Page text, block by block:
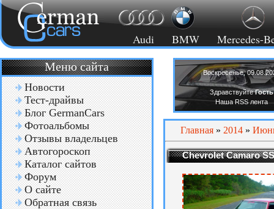
Audi BMW Mercedes-
Меню сайта
Новости
Тест-драйвы
Блог GermanCars
Фотоальбомы
Отзывы владельцев
Автогороскоп
Каталог сайтов
Форум
О сайте
Обратная связь
Воскресенье,
ЗдравствуйтеГость
Наша RSS лента
Главная » 2014 »
Chevrolet Camaro